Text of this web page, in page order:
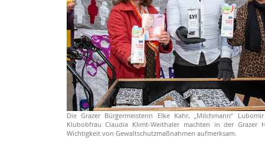
Die Grazer Bürgermeisterin Elke Kahr, „Milchmann“
Klubobfrau Claudia Klimt-Weithaler machten in der Grazer
Wichtigkeit von Gewaltschutzmaßnahmen aufmerksam.